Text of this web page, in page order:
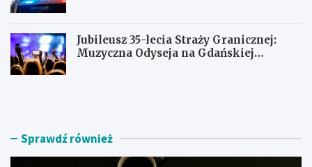
Jubileusz 35-lecia Straży Granicznej:
Muzyczna Odyseja na Gdańskiej
J
a
U
z Sprawdź również